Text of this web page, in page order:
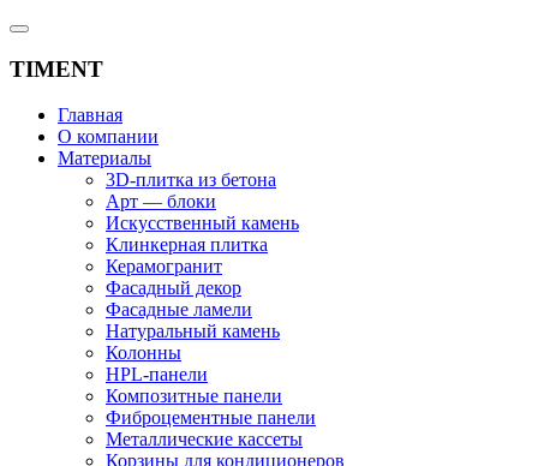
TIMENT
Главная
О компании
Материалы
3D-плитка из бетона
Арт — блоки
Искусственный камень
Клинкерная плитка
Керамогранит
Фасадный декор
Фасадные ламели
Натуральный камень
Колонны
HPL-панели
Композитные панели
Фиброцементные панели
Металлические кассеты
Корзины для кондиционеров